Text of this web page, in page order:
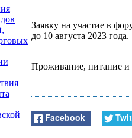
Заявку на участие в
до 10 августа 2023 года.
Проживание, питание
Facebook